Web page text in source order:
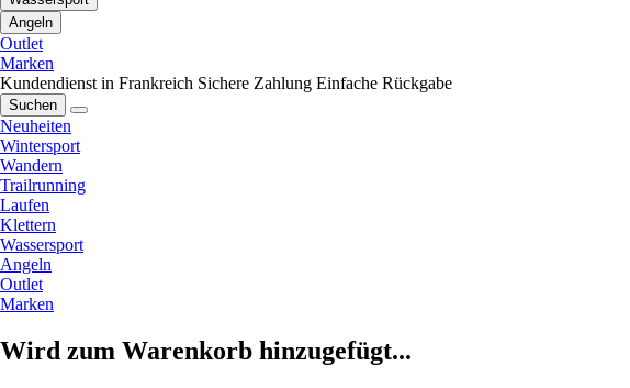
Angeln
Outlet
Marken
Kundendienst in Frankreich Sichere Zahlung Einfache Rückgabe
Suchen
Neuheiten
Wintersport
Wandern
Trailrunning
Laufen
Klettern
Wassersport
Angeln
Outlet
Marken
Wird zum Warenkorb hinzugefügt...